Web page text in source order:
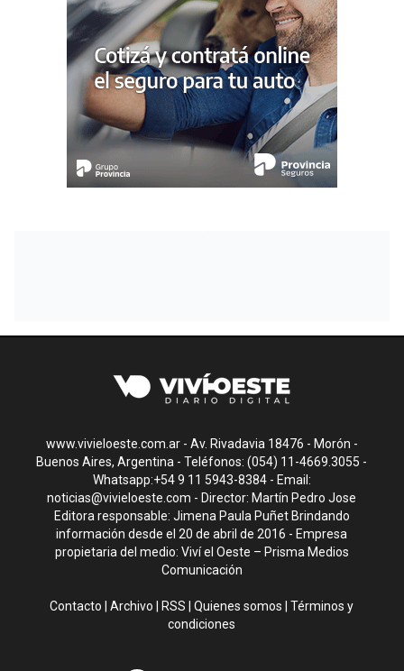
www.vivieloeste.com.ar - Av. Rivadavia 18476 - Morón -
Buenos Aires, Argentina - Teléfonos: (054) 11-4669.3055 -
Whatsapp:+54 9 11 5943-8384 - Email:
noticias@vivieloeste.com - Director: Martín Pedro Jose
Editora responsable: Jimena Paula Puñet Brindando
información desde el 20 de abril de 2016 - Empresa
propietaria del medio: Viví el Oeste – Prisma Medios
Comunicación
Contacto |Archivo RSS |Quienes somos |Términos y
condiciones